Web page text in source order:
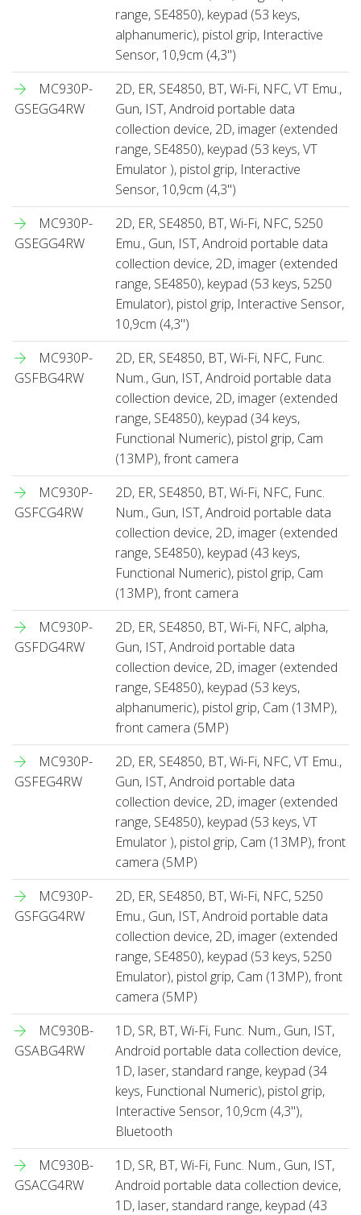
range, SE4850), keypad (53 keys,
alphanumeric), pistol grip, Interactive
Sensor, 10,9cm (4,3'')
MC930P-
GSEGG4RW
2D, ER, SE4850, BT, Wi-Fi, NFC, VT Emu.,
Gun, IST, Android portable data
collection device, 2D, imager (extended
range, SE4850), keypad (53 keys, VT
Emulator ), pistol grip, Interactive
Sensor, 10,9cm (4,3'')
MC930P-
GSEGG4RW
2D, ER, SE4850, BT, Wi-Fi, NFC, 5250
Emu., Gun, IST, Android portable data
collection device, 2D, imager (extended
range, SE4850), keypad (53 keys, 5250
Emulator), pistol grip, Interactive Sensor,
10,9cm (4,3'')
MC930P-
GSFBG4RW
2D, ER, SE4850, BT, Wi-Fi, NFC, Func.
Num., Gun, IST, Android portable data
collection device, 2D, imager (extended
range, SE4850), keypad (34 keys,
Functional Numeric), pistol grip, Cam
(13MP), front camera
MC930P-
GSFCG4RW
2D, ER, SE4850, BT, Wi-Fi, NFC, Func.
Num., Gun, IST, Android portable data
collection device, 2D, imager (extended
range, SE4850), keypad (43 keys,
Functional Numeric), pistol grip, Cam
(13MP), front camera
MC930P-
GSFDG4RW
2D, ER, SE4850, BT, Wi-Fi, NFC, alpha,
Gun, IST, Android portable data
collection device, 2D, imager (extended
range, SE4850), keypad (53 keys,
alphanumeric), pistol grip, Cam (13MP),
front camera (5MP)
MC930P-
GSFEG4RW
2D, ER, SE4850, BT, Wi-Fi, NFC, VT Emu.,
Gun, IST, Android portable data
collection device, 2D, imager (extended
range, SE4850), keypad (53 keys, VT
Emulator ), pistol grip, Cam (13MP), front
camera (5MP)
MC930P-
GSFGG4RW
2D, ER, SE4850, BT, Wi-Fi, NFC, 5250
Emu., Gun, IST, Android portable data
collection device, 2D, imager (extended
range, SE4850), keypad (53 keys, 5250
Emulator), pistol grip, Cam (13MP), front
camera (5MP)
MC930B-
GSABG4RW
1D, SR, BT, Wi-Fi, Func. Num., Gun, IST,
Android portable data collection device,
1D, laser, standard range, keypad (34
keys, Functional Numeric), pistol grip,
Interactive Sensor, 10,9cm (4,3''),
Bluetooth
MC930B-
GSACG4RW
1D, SR, BT, Wi-Fi, Func. Num., Gun, IST,
Android portable data collection device,
1D, laser, standard range, keypad (43